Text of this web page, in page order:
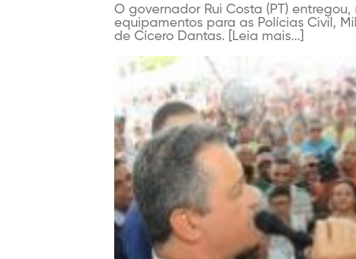
O governador Rui Costa (PT)
equipamentos para as Polícias Civil,
de Cícero Dantas. [Leia mais...]